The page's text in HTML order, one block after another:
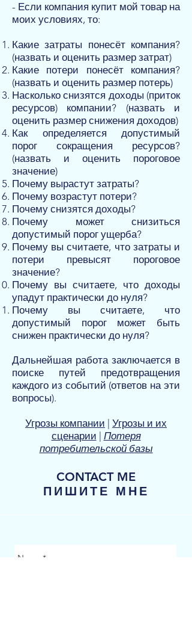
- Если компания купит мой товар на
моих условиях, то:
Какие затраты понесёт компания?
(назвать и оценить размер затрат)
Какие потери понесёт компания?
(назвать и оценить размер потерь)
Насколько снизятся доходы (приток
ресурсов) компании? (назвать и
оценить размер снижения доходов)
Как определяется допустимый
порог сокращения ресурсов?
(назвать и оценить пороговое
значение)
Почему вырастут затраты?
Почему возрастут потери?
Почему снизятся доходы?
Почему может снизиться
допустимый порог ущерба?
Почему вы считаете, что затраты и
потери превысят пороговое
значение?
Почему вы считаете, что доходы
упадут практически до нуля?
Почему вы считаете, что
допустимый порог может быть
снижен практически до нуля?
Дальнейшая работа заключается в
поиске путей предотвращения
каждого из событий (ответов на эти
вопросы).
Угрозы компании
Угрозы и их
сценарии
Потеря
потребительской базы
CONTACT ME
ПИШИТЕ МНЕ